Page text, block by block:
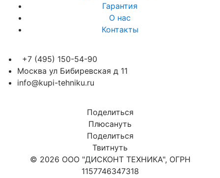
Гарантия
О нас
Контакты
+7 (495) 150-54-90
Москва ул Бибиревская д 11
info@kupi-tehniku.ru
Поделиться
Плюсануть
Поделиться
Твитнуть
© 2026 ООО "ДИСКОНТ ТЕХНИКА", ОГРН
1157746347318